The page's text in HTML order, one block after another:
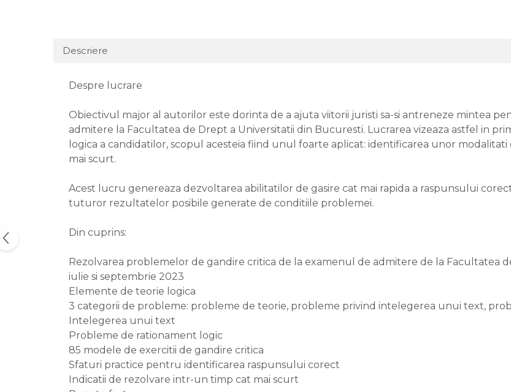
Descriere
Despre lucrare
Obiectivul major al autorilor este dorinta de a ajuta viitorii juristi sa-si antreneze mintea
admitere la Facultatea de Drept a Universitatii din Bucuresti. Lucrarea vizeaza astfel in
logica a candidatilor, scopul acesteia fiind unul foarte aplicat: identificarea unor
mai scurt.
Acest lucru genereaza dezvoltarea abilitatilor de gasire cat mai rapida a raspunsului
tuturor rezultatelor posibile generate de conditiile problemei.
Din cuprins:
Rezolvarea problemelor de gandire critica de la examenul de admitere de la Facultatea
iulie si septembrie 2023
Elemente de teorie logica
3 categorii de probleme: probleme de teorie, probleme privind intelegerea unui text,
Intelegerea unui text
Probleme de rationament logic
85 modele de exercitii de gandire critica
Sfaturi practice pentru identificarea raspunsului corect
Indicatii de rezolvare intr-un timp cat mai scurt